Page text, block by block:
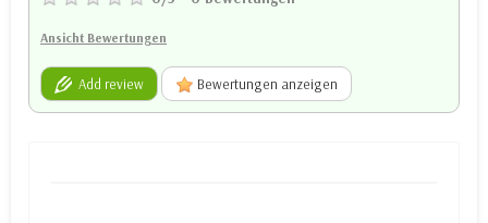
Ansicht Bewertungen
Add review Bewertungen anzeigen